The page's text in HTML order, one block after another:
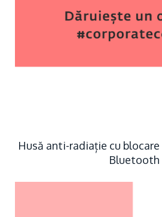
Husă anti-radiație cu blocare
Bluetooth